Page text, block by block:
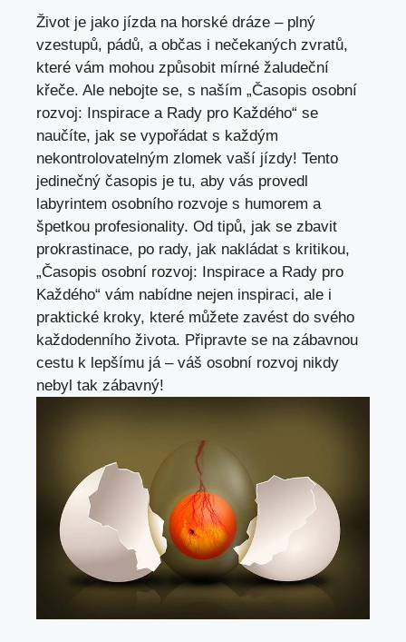
Život je jako jízda na horské dráze – plný
vzestupů, pádů, a občas i nečekaných zvratů,
které vám mohou způsobit mírné žaludeční
křeče. Ale nebojte se, s naším „Časopis osobní
rozvoj: Inspirace a Rady pro Každého“ se
naučíte, jak se vypořádat s každým
nekontrolovatelným zlomek vaší jízdy! Tento
jedinečný časopis je tu, aby vás provedl
labyrintem osobního rozvoje s humorem a
špetkou profesionality. Od tipů, jak se zbavit
prokrastinace, po rady, jak nakládat s kritikou,
„Časopis osobní rozvoj: Inspirace a Rady pro
Každého“ vám nabídne nejen inspiraci, ale i
praktické kroky, které můžete zavést do svého
každodenního života. Připravte se na zábavnou
cestu k lepšímu já – váš osobní rozvoj nikdy
nebyl tak zábavný!